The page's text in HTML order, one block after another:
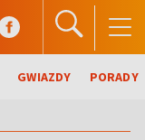
GWIAZDY PORADY